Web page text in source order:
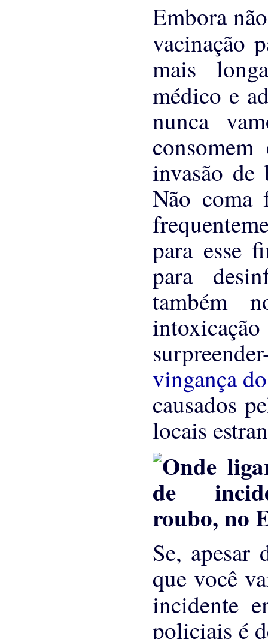
Embora
vacinação
mais
médico e
nunca
invasão de
Não coma
para esse
para
também
vingança
causados
locais
Se, apesar
que você
incidente
policiais é